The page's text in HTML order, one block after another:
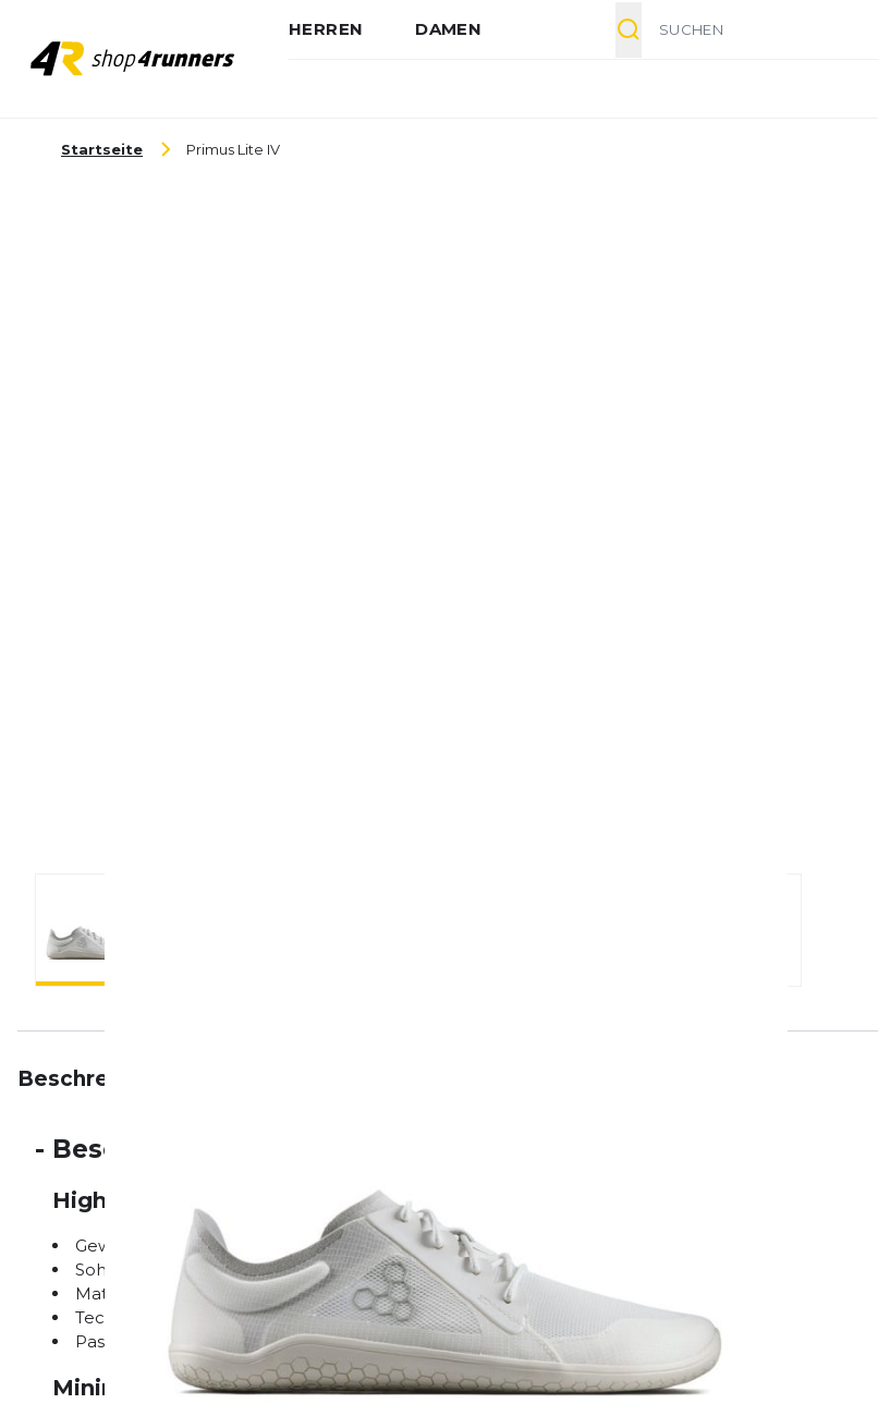
HERREN DAMEN
Startseite Primus Lite IV
Beschreibung
- Beschreibung
Highlights auf einen Blick
Gewicht: 200 g pro Schuh
Sohle: 4 mm Vivobarefoot Barfußsohle
Material: Recyceltes PET-Garn
Technologie: Vegane Materialien
Passform: Breite Zehenbox
Minimalistisches Design & Nachhaltigkeit